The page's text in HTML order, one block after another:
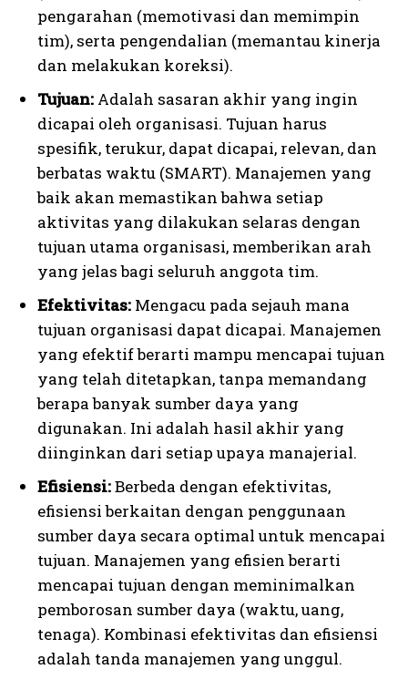
pengarahan (memotivasi dan memimpin
tim), serta pengendalian (memantau kinerja
dan melakukan koreksi).
Tujuan: Adalah sasaran akhir yang ingin
dicapai oleh organisasi. Tujuan harus
spesifik, terukur, dapat dicapai, relevan, dan
berbatas waktu (SMART). Manajemen yang
baik akan memastikan bahwa setiap
aktivitas yang dilakukan selaras dengan
tujuan utama organisasi, memberikan arah
yang jelas bagi seluruh anggota tim.
Efektivitas: Mengacu pada sejauh mana
tujuan organisasi dapat dicapai. Manajemen
yang efektif berarti mampu mencapai tujuan
yang telah ditetapkan, tanpa memandang
berapa banyak sumber daya yang
digunakan. Ini adalah hasil akhir yang
diinginkan dari setiap upaya manajerial.
Efisiensi:Berbeda dengan efektivitas,
efisiensi berkaitan dengan penggunaan
sumber daya secara optimal untuk mencapai
tujuan. Manajemen yang efisien berarti
mencapai tujuan dengan meminimalkan
pemborosan sumber daya (waktu, uang,
tenaga). Kombinasi efektivitas dan efisiensi
adalah tanda manajemen yang unggul.